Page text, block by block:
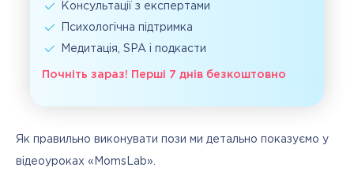
Консультації з експертами
Психологічна підтримка
Медитація, SPA і подкасти
Почніть зараз! Перші 7 днів безкоштовно
Як правильно виконувати пози ми детально показуємо у
відеоуроках «MomsLab».